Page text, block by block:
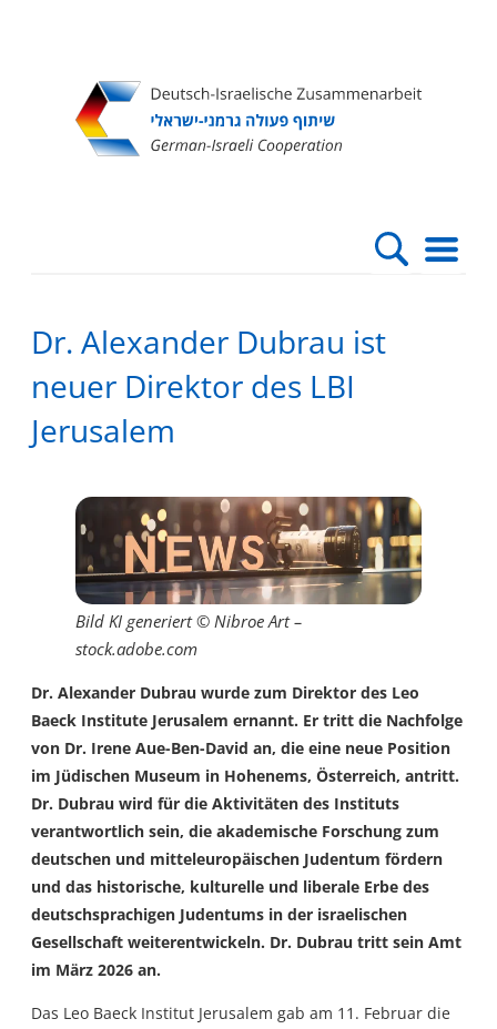
Hauptnavigation
Dr. Alexander Dubrau ist
neuer Direktor des LBI
Jerusalem
Bild KI generiert © Nibroe Art –
stock.adobe.com
Dr. Alexander Dubrau wurde zum Direktor des Leo
Baeck Institute Jerusalem ernannt. Er tritt die Nachfolge
von Dr. Irene Aue-Ben-David an, die eine neue Position
im Jüdischen Museum in Hohenems, Österreich, antritt.
Dr. Dubrau wird für die Aktivitäten des Instituts
verantwortlich sein, die akademische Forschung zum
deutschen und mitteleuropäischen Judentum fördern
und das historische, kulturelle und liberale Erbe des
deutschsprachigen Judentums in der israelischen
Gesellschaft weiterentwickeln. Dr. Dubrau tritt sein Amt
im März 2026 an.
Das Leo Baeck Institut Jerusalem gab am 11. Februar die